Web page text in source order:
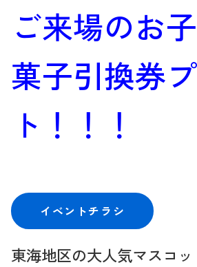
ご来場のお
菓子引換券
ト！！！
イベントチラシ
東海地区の大人気マスコ